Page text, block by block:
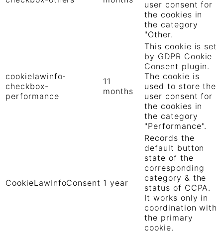
user consent for
the cookies in
the category
"Other.
cookielawinfo-
checkbox-
performance
11
months
This cookie is set
by GDPR Cookie
Consent plugin.
The cookie is
used to store the
user consent for
the cookies in
the category
"Performance".
CookieLawInfoConsent 1 year
Records the
default button
state of the
corresponding
category & the
status of CCPA.
It works only in
coordination with
the primary
cookie.